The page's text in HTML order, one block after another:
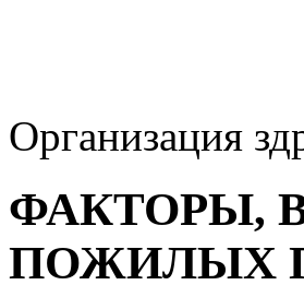
Организация
ФАКТОРЫ,
ПОЖИЛЫХ